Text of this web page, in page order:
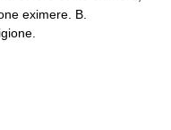
eximere. B.